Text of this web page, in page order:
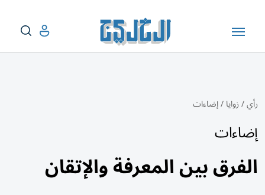
رأي/زوايا/إضاءات
إضاءات
​الفرق بين المعرفة والإتقان